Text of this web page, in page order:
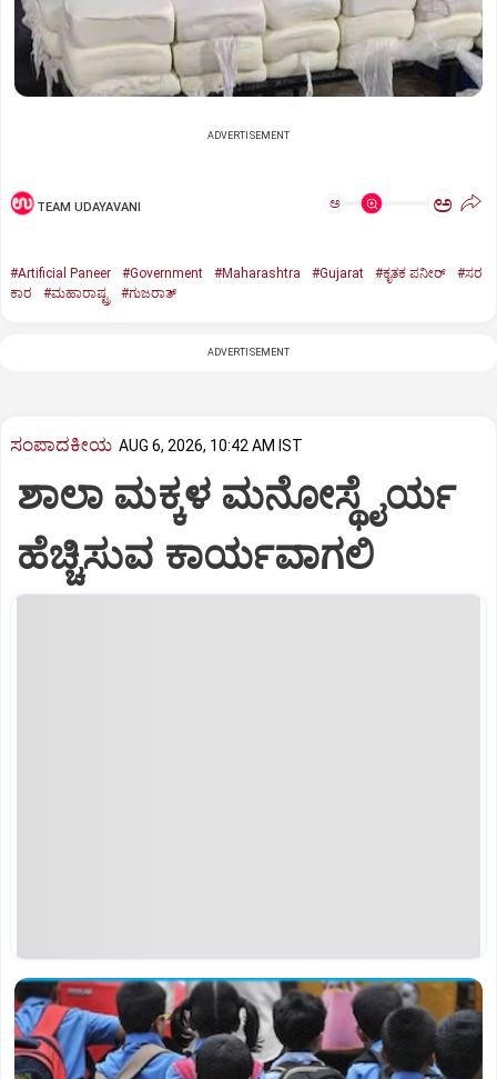
ADVERTISEMENT
TEAM UDAYAVANI ಅ ಅ
#Artificial Paneer #Government #Maharashtra #Gujarat #ಕೃತಕ ಪನೀರ್‌
#ಸರ
ಕಾರ
#ಮಹಾರಾಷ್ಟ್ರ #ಗುಜರಾತ್‌
ADVERTISEMENT
ಸಂಪಾದಕೀಯ AUG 6, 2026, 10:42 AM IST
ಶಾಲಾ ಮಕ್ಕಳ ಮನೋಸ್ಥೈರ್ಯ
ಹೆಚ್ಚಿಸುವ ಕಾರ್ಯವಾಗಲಿ